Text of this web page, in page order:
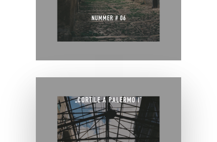
NUMMER # 06
„CORTILE A PALERMO I“